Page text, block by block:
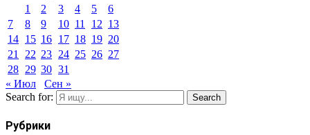
1
2 3 4 5
6
7
8 9 10 11 12 13
14 15 16 17 18 19 20
21
22 23 24 25 26 27
28 29 30 31
« Июл
Сен »
Search for:
Search
Рубрики